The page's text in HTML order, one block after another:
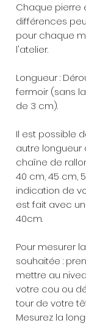
Chaque pierre
différences
pour chaque
l'atelier.
Longueur :
fermoir (sans
de 3 cm).
Il est possible
autre longueur
chaîne de
40 cm, 45 cm,
indication de
est fait avec
40cm.
Pour mesurer
souhaitée :
mettre au
votre cou ou
tour de votre
Mesurez la